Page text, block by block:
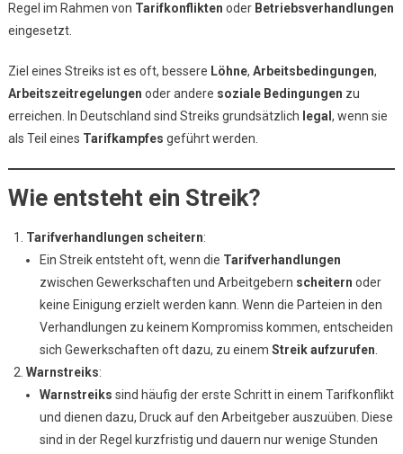
Regel im Rahmen von Tarifkonflikten oder Betriebsverhandlungen
eingesetzt.
Ziel eines Streiks ist es oft, bessere Löhne, Arbeitsbedingungen,
Arbeitszeitregelungen oder andere soziale Bedingungen zu
erreichen. In Deutschland sind Streiks grundsätzlich legal , wenn sie
als Teil eines Tarifkampfes geführt werden.
Wie entsteht ein Streik?
Tarifverhandlungen scheitern:
Ein Streik entsteht oft, wenn die Tarifverhandlungen
zwischen Gewerkschaften und Arbeitgebern scheitern oder
keine Einigung erzielt werden kann. Wenn die Parteien in den
Verhandlungen zu keinem Kompromiss kommen, entscheiden
sich Gewerkschaften oft dazu, zu einem Streik aufzurufen
Warnstreiks:
Warnstreiks sind häufig der erste Schritt in einem Tarifkonflikt
und dienen dazu, Druck auf den Arbeitgeber auszuüben. Diese
sind in der Regel kurzfristig und dauern nur wenige Stunden